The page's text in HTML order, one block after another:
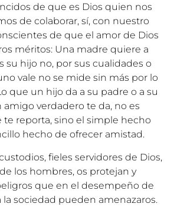
de que es Dios quien nos
de colaborar, sí, con nuestro
de que el amor de Dios
méritos: Una madre quiere a
su hijo no, por sus cualidades o
vale no se mide sin más por lo
que un hijo da a su padre o a su
verdadero te da, no es
reporta, sino el simple hecho
hecho de ofrecer amistad.
fieles servidores de Dios,
los hombres, os protejan y
que en el desempeño de
la sociedad pueden amenazaros.